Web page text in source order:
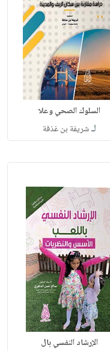
السلوك الصحي ‏وعلا
لـشريفة بن غذفة
الإرشاد النفسي بال